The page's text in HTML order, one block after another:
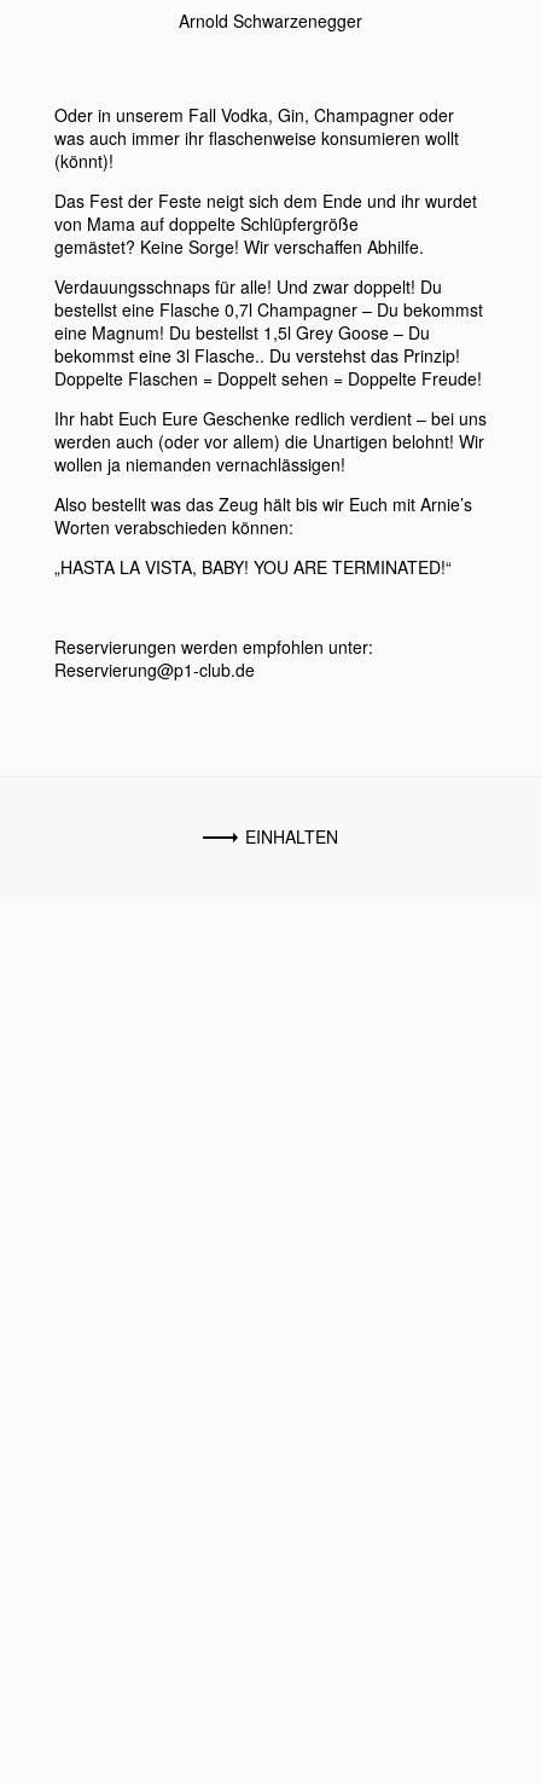
Arnold Schwarzenegger
Oder in unserem Fall Vodka, Gin, Champagner oder
was auch immer ihr flaschenweise konsumieren wollt
(könnt)!
Das Fest der Feste neigt sich dem Ende und ihr wurdet
von Mama auf doppelte Schlüpfergröße
gemästet? Keine Sorge! Wir verschaffen Abhilfe.
Verdauungsschnaps für alle! Und zwar doppelt! Du
bestellst eine Flasche 0,7l Champagner – Du bekommst
eine Magnum! Du bestellst 1,5l Grey Goose – Du
bekommst eine 3l Flasche.. Du verstehst das Prinzip!
Doppelte Flaschen = Doppelt sehen = Doppelte Freude!
Ihr habt Euch Eure Geschenke redlich verdient – bei uns
werden auch (oder vor allem) die Unartigen belohnt! Wir
wollen ja niemanden vernachlässigen!
Also bestellt was das Zeug hält bis wir Euch mit Arnie’s
Worten verabschieden können:
„HASTA LA VISTA, BABY! YOU ARE TERMINATED!“
Reservierungen werden empfohlen unter:
Reservierung@p1-club.de
EINHALTEN